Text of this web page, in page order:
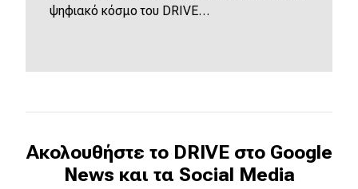
ψηφιακό κόσμο του DRIVE…
Ακολουθήστε το DRIVE στο Google
News και τα Social Media